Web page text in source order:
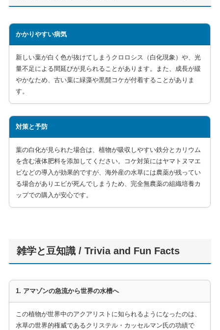
かかりやすい病気
新しい葉が白く色が抜けてしまうクロロシス（白化現象）や、光
量不足による間延びが見られることがあります。また、成長が緩
やかなため、古い葉に緑藻や黒髭コケが付着することがありま
す。
対策と予防
葉の白化が見られた場合は、植物が吸収しやすい鉄分とカリウム
を含む液体肥料を添加してください。コケ対策にはヤマトヌマエ
ビなどの導入が効果的ですが、海外産の水草には農薬が残ってい
る場合がありエビが死んでしまうため、完全無農薬の組織培養カ
ップでの購入が安心です。
雑学と豆知識 / Trivia and Fun Facts
1. アマゾンの急流から世界の水槽へ
この植物が世界中のアクアリストに知られるようになったのは、
水草の世界的権威であるクリステル・カッセルマン氏の功績で